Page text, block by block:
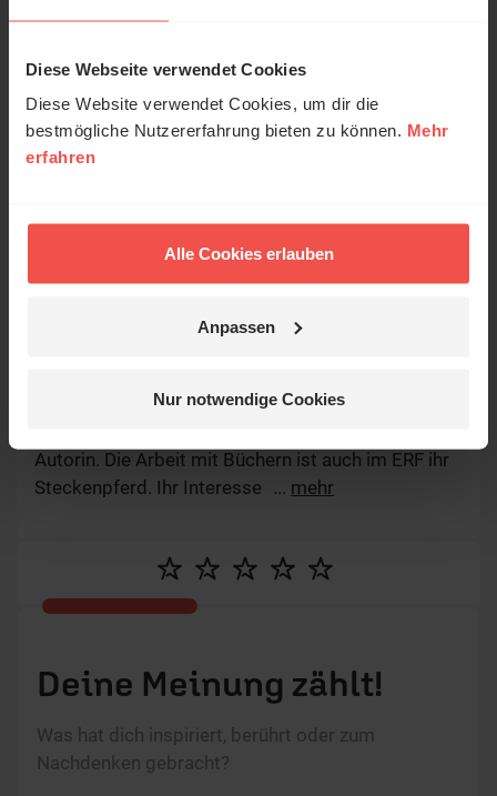
Diese Webseite verwendet Cookies
Diese Website verwendet Cookies, um dir die
bestmögliche Nutzererfahrung bieten zu können. Mehr
erfahren
Alle Cookies erlauben
Anpassen
Nur notwendige Cookies
Rebecca Schneebeli ist Literaturwissenschaftlerin
Autorin. Die Arbeit mit Büchern ist auch im ERF ihr
Steckenpferd. Ihr Interesse gilt hier vor allem dem
Lebensthemen möchte sie Menschen ermutigen.
... mehr
Deine Meinung zählt!
Was hat dich inspiriert, berührt oder zum
Nachdenken gebracht?